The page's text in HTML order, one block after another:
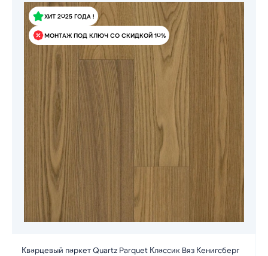
ХИТ 2025 ГОДА !
МОНТАЖ ПОД КЛЮЧ СО СКИДКОЙ 10%
Кварцевый паркет Quartz Parquet Классик Вяз Кенигсберг